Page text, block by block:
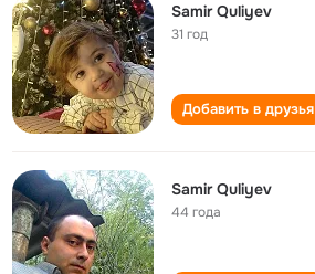
Samir Quliyev
31 год
Добавить в друзья
Samir Quliyev
44 года